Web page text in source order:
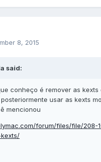
8, 2015
said:
conheço é remover as kexts
usar as kexts
mencionou
forum/files/file/208-